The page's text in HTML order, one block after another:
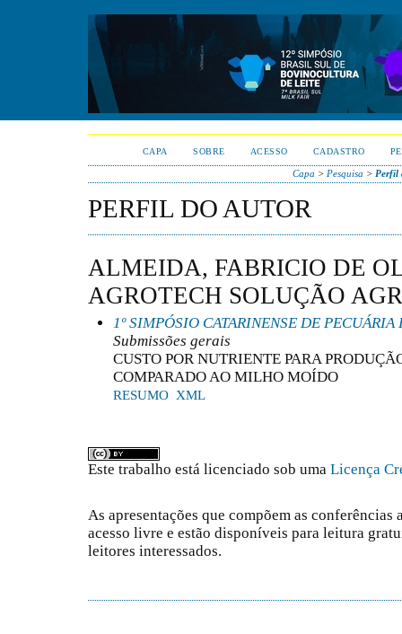
CAPA SOBRE ACESSO CADASTRO
Capa > Pesquisa > Perfil
PERFIL DO AUTOR
ALMEIDA, FABRICIO DE
AGROTECH SOLUÇÃO
1º SIMPÓSIO CATARINENSE DE PECUÁRIA
Submissões gerais
CUSTO POR NUTRIENTE PARA
COMPARADO AO MILHO MOÍDO
RESUMO XML
Este trabalho está licenciado sob uma Licença
As apresentações que compõem as conferências
acesso livre e estão disponíveis para leitura
leitores interessados.